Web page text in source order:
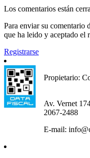
Los comentarios están
Para enviar su comentario
que ha leido y aceptado el
Registrarse
Propietario:
Av. Vernet
2067-2488
E-mail: